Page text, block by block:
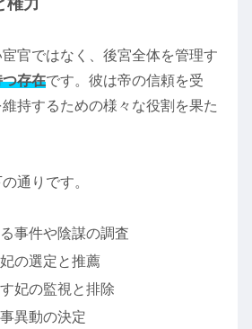
権力
官ではなく、後宮全体を管理す
存在です。彼は帝の信頼を受
持するための様々な役割を果た
通りです。
事件や陰謀の調査
の選定と推薦
妃の監視と排除
異動の決定